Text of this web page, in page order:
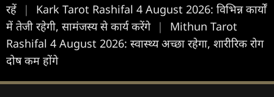
रहें
|
Kark Tarot Rashifal 4 August 2026: विभिन्न कार्यों
में तेजी रहेगी, सामंजस्य से कार्य करेंगे |
Mithun Tarot
Rashifal 4 August 2026: स्वास्थ्य अच्छा रहेगा, शारीरिक रोग
दोष कम होंगे